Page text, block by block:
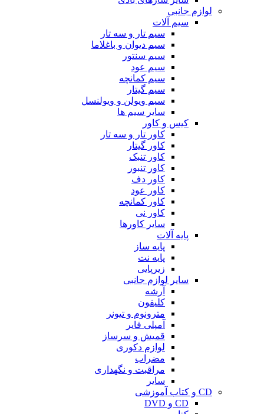
لوازم جانبی
سیم آلات
سیم تار و سه تار
سیم دیوان و باغلاما
سیم سنتور
سیم عود
سیم کمانچه
سیم گیتار
سیم ویولن و ویولنسل
سایر سیم ها
کیس و کاور
کاور تار و سه تار
کاور گیتار
کاور تنبک
کاور تنبور
کاور دف
کاور عود
کاور کمانچه
کاور نی
سایر کاورها
پایه آلات
پایه ساز
پایه نت
زیرپایی
سایر لوازم جانبی
آرشه
کلیفون
مترونوم و تیونر
آمپلی فایر
قمیش و سرساز
لوازم دکوری
مضراب
مراقبت و نگهداری
سایر
CD و کتاب آموزشی
CD و DVD